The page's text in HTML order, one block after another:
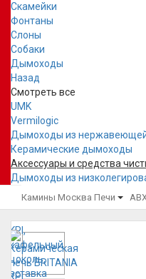
Скамейки
Фонтаны
Слоны
Собаки
Дымоходы
Назад
Смотреть все
UMK
Vermilogic
Дымоходы из нержавеющей
Керамические дымоходы
Аксессуары и средства
Дымоходы из
Камины Москва Печи